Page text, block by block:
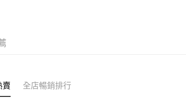
賣 全店暢銷排行